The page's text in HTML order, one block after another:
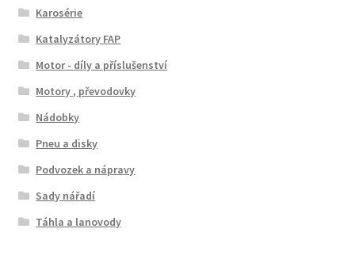
Karosérie
Katalyzátory FAP
Motor - díly a příslušenství
Motory , převodovky
Nádobky
Pneu a disky
Podvozek a nápravy
Sady nářadí
Táhla a lanovody